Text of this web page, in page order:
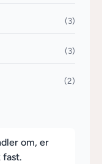
(3)
(3)
(2)
om, er
fast.